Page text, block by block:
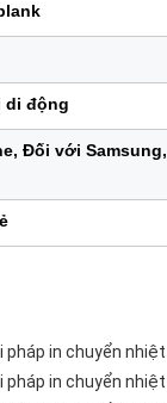
di động
Đối với